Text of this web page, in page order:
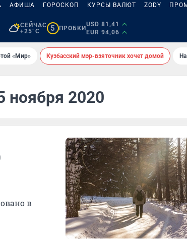
АФИША ГОРОСКОП КУРСЫ ВАЛЮТ ZODY
СЕЙЧАС
+25°C
5 ПРОБКИ
USD 81,41
EUR 94,06
«Мир» Кузбасский мэр-взяточник хочет домой
ноября 2020
в